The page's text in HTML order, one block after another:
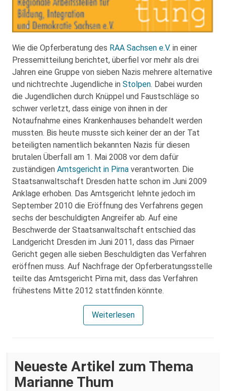
Wie die Opferberatung des RAA Sachsen e.V. in einer
Pressemitteilung berichtet, überfiel vor mehr als drei
Jahren eine Gruppe von sieben Nazis mehrere alternative
und nichtrechte Jugendliche in Stolpen. Dabei wurden
die Jugendlichen durch Knüppel und Faustschläge so
schwer verletzt, dass einige von ihnen in der
Notaufnahme eines Krankenhauses behandelt werden
mussten. Bis heute musste sich keiner der an der Tat
beteiligten namentlich bekannten Nazis für diesen
brutalen Überfall am 1. Mai 2008 vor dem dafür
zuständigen Amtsgericht in Pirna verantworten. Die
Staatsanwaltschaft Dresden hatte schon im Juni 2009
Anklage erhoben. Das Amtsgericht lehnte jedoch im
September 2010 die Eröffnung des Verfahrens gegen
sechs der beschuldigten Angreifer ab. Auf eine
Beschwerde der Staatsanwaltschaft entschied das
Landgericht Dresden im Juni 2011, dass das Pirnaer
Gericht gegen alle sieben Beschuldigten das Verfahren
eröffnen muss. Auf Nachfrage der Opferberatungsstelle
teilte das Amtsgericht Pirna mit, dass das Verfahren
frühestens Mitte 2012 stattfinden könnte.
Weiterlesen
Neueste Artikel zum Thema
Marianne Thum